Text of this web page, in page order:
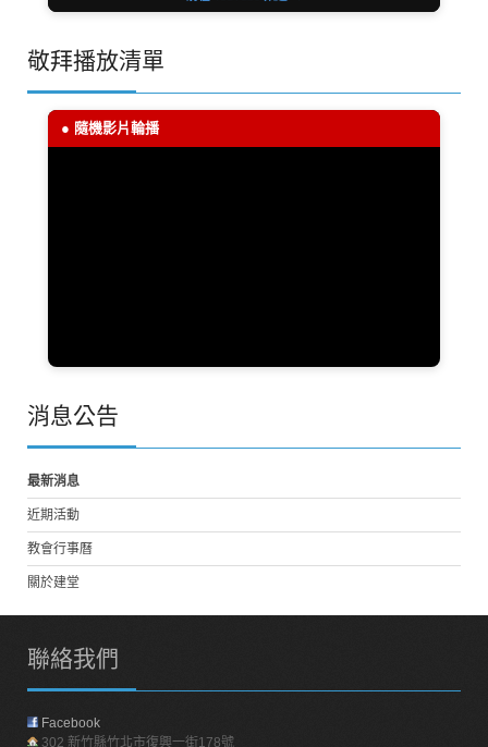
敬拜播放清單
● 隨機影片輪播
消息公告
最新消息
近期活動
教會行事曆
關於建堂
聯絡我們
Facebook
302 新竹縣竹北市復興一街178號